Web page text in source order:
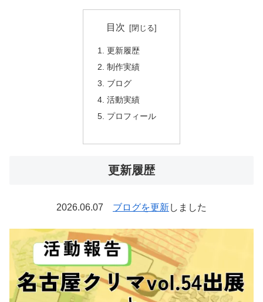
目次
更新履歴
制作実績
ブログ
活動実績
プロフィール
更新履歴
2026.06.07 ブログを更新しました